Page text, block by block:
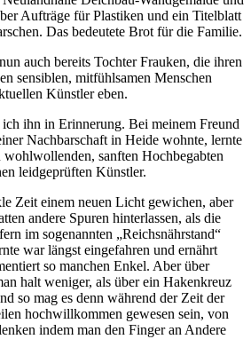
Aufträge für Plastiken und ein Titelblatt
Das bedeutete Brot für die Familie.
auch bereits Tochter Frauken, die ihren
sensiblen, mitfühlsamen Menschen
Künstler eben.
ihn in Erinnerung. Bei meinem Freund
Nachbarschaft in Heide wohnte, lernte
sanften Hochbegabten
leidgeprüften Künstler.
Zeit einem neuen Licht gewichen, aber
andere Spuren hinterlassen, als die
im sogenannten „Reichsnährstand“
war längst eingefahren und ernährt
so manchen Enkel. Aber über
halt weniger, als über ein Hakenkreuz
so mag es denn während der Zeit der
hochwillkommen gewesen sein, von
indem man den Finger an Andere